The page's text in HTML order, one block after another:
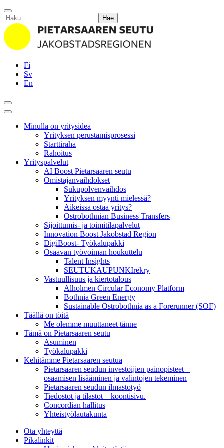
Siirry
sisältöön
Sulje
Haku:
Fi
Sv
En
Hae
Päävalikko
Minulla on yritysidea
Yrityksen perustamisprosessi
Starttiraha
Rahoitus
Yrityspalvelut
AI Boost Pietarsaaren seutu
Omistajanvaihdokset
Sukupolvenvaihdos
Yrityksen myynti mielessä?
Aikeissa ostaa yritys?
Ostrobothnian Business Transfers
Sijoittumis- ja toimitilapalvelut
Innovation Boost Jakobstad Region
DigiBoost- Työkalupakki
Osaavan työvoiman houkuttelu
Talent Insights
SEUTUKAUPUNKIrekry
Vastuullisuus ja kiertotalous
Alholmen Circular Economy Platform
Bothnia Green Energy
Sustainable Ostrobothnia as a Forerunner (SOF)
Täällä on töitä
Me olemme muuttaneet tänne
Tämä on Pietarsaaren seutu
Asuminen
Työkalupakki
Kehitämme Pietarsaaren seutua
Pietarsaaren seudun investoijien painopisteet –
osaamisen lisääminen ja valintojen tekeminen
Pietarsaaren seudun ilmastotyö
Tiedostot ja tilastot – koontisivu.
Concordian hallitus
Yhteistyölautakunta
Ota yhteyttä
Pikalinkit